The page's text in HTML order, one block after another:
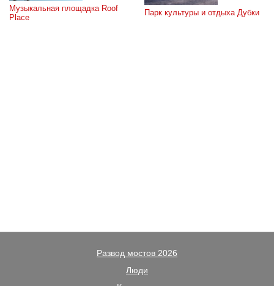
Музыкальная площадка Roof
Place
Парк культуры и отдыха Дубки
Развод мостов 2026
Люди